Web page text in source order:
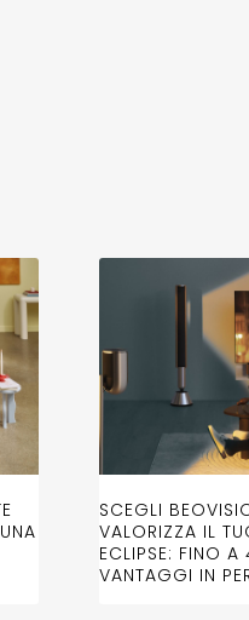
SCEGLI
VALORIZZA IL
ECLIPSE: FINO
VANTAGGI IN